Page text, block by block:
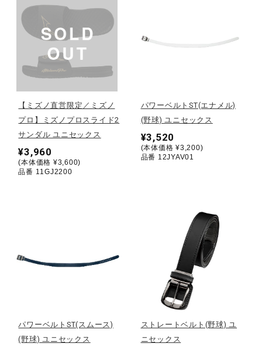
バレーボール
テニス／ソフトテニス
バドミントン
陸上競技
柔道
【ミズノ直営限定／ミズノ
プロ】ミズノプロスライド2
サンダル ユニセックス
¥3,960
(本体価格 ¥3,600)
品番 11GJ2200
パワーベルトST(エナメル)
(野球) ユニセックス
¥3,520
(本体価格 ¥3,200)
品番 12JYAV01
パワーベルトST(スムース)
(野球) ユニセックス
ストレートベルト(野球) ユ
ニセックス